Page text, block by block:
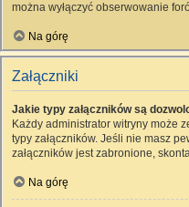
można wyłączyć obserwowanie
Na górę
Załączniki
Jakie typy załączników są
Każdy administrator witryny może
typy załączników. Jeśli nie masz
załączników jest zabronione,
Na górę